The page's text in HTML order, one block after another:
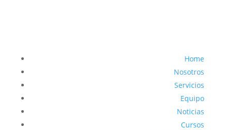
Home
Nosotros
Servicios
Equipo
Noticias
Cursos